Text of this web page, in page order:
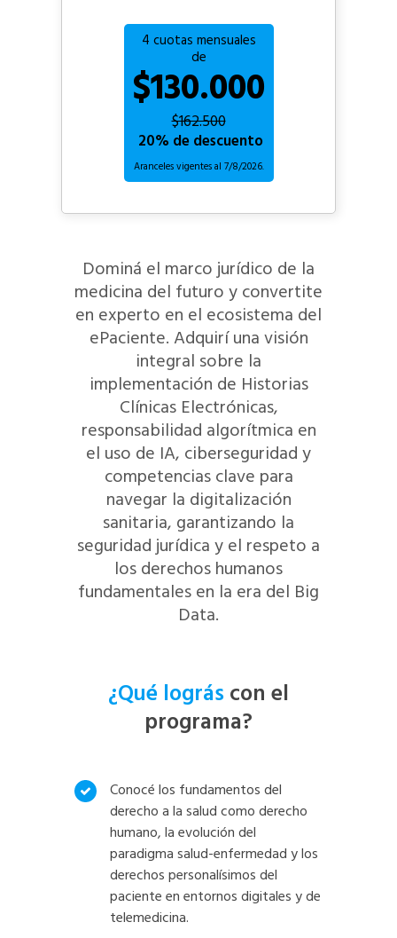
4 cuotas mensuales
de
$130.000
$162.500
20% de descuento
Aranceles vigentes al 7/8/2026.
Dominá el marco jurídico de la
medicina del futuro y convertite
en experto en el ecosistema del
ePaciente. Adquirí una visión
integral sobre la
implementación de Historias
Clínicas Electrónicas,
responsabilidad algorítmica en
el uso de IA, ciberseguridad y
competencias clave para
navegar la digitalización
sanitaria, garantizando la
seguridad jurídica y el respeto a
los derechos humanos
fundamentales en la era del Big
Data.
¿Qué lográs con el
programa?
Conocé los fundamentos del
derecho a la salud como derecho
humano, la evolución del
paradigma salud-enfermedad y los
derechos personalísimos del
paciente en entornos digitales y de
telemedicina.